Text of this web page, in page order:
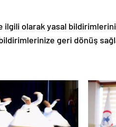
ilgili olarak yasal
geri dönüş